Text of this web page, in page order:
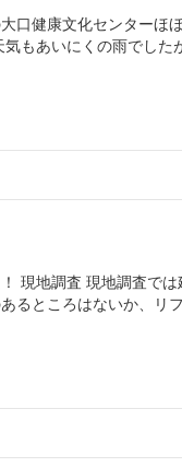
健康文化センターほ
もあいにくの雨でした
現地調査 現地調査で
るところはないか、リ